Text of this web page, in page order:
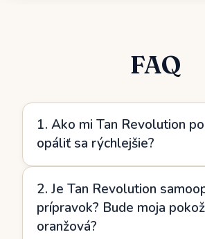
FAQ
1. Ako mi Tan Revolution
opáliť sa rýchlejšie?
karotén, ktoré podporujú produkciu
pomáhajú vašej pokožke
na vystavenie slnku. To znamená
2. Je Tan Revolution
prípravok? Bude moja
oranžová?